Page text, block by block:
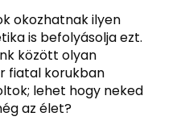
okozhatnak ilyen
is befolyásolja ezt.
között olyan
fiatal korukban
lehet hogy neked
az élet?